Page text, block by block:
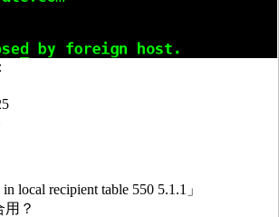
local recipient table 550 5.1.1」
？